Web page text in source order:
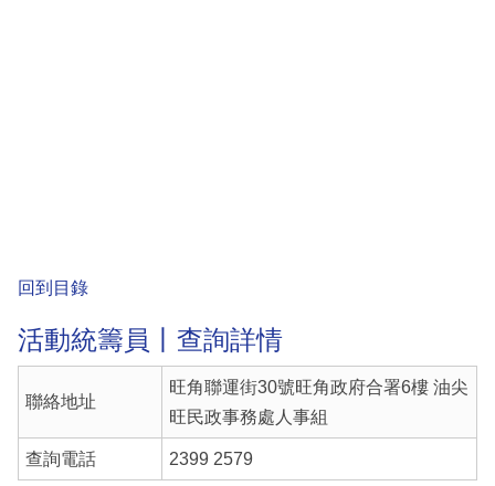
回到目錄
活動統籌員丨查詢詳情
聯絡地址
旺角聯運街30號旺角政府合署6樓 油尖
旺民政事務處人事組
查詢電話 2399 2579